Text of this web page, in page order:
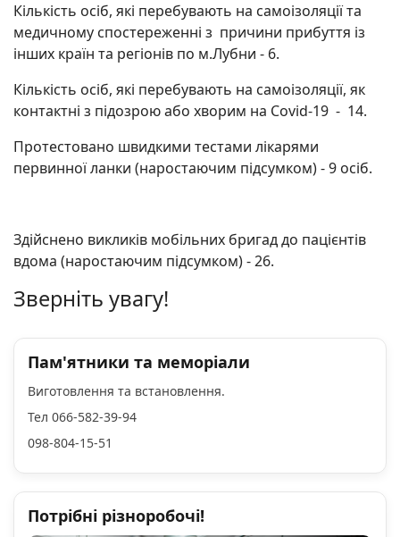
Кількість осіб, які перебувають на самоізоляції та
медичному спостереженні з причини прибуття із
інших країн та регіонів по м.Лубни - 6.
Кількість осіб, які перебувають на самоізоляції, як
контактні з підозрою або хворим на Covid-19 - 14.
Протестовано швидкими тестами лікарями
первинної ланки (наростаючим підсумком) - 9 осіб.
Здійснено викликів мобільних бригад до пацієнтів
вдома (наростаючим підсумком) - 26.
Зверніть увагу!
Пам'ятники та меморіали
Виготовлення та встановлення.
Тел 066-582-39-94
098-804-15-51
Потрібні різноробочі!